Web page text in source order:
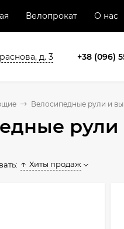
Велопрокат О нас
д. 3 +38 (096)
Велосипедные рули и
Хиты продаж